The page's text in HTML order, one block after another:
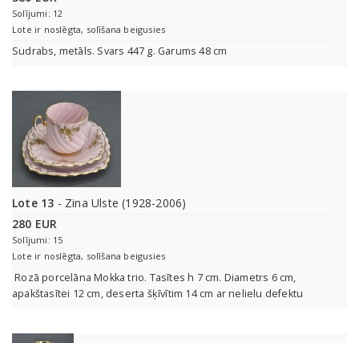
Solījumi: 12
Lote ir noslēgta, solīšana beigusies
Sudrabs, metāls. Svars 447 g. Garums 48 cm
Lote 13 - Zina Ulste (1928-2006)
280 EUR
Solījumi: 15
Lote ir noslēgta, solīšana beigusies
Rozā porcelāna Mokka trio. Tasītes h 7 cm. Diametrs 6 cm,
apakštasītei 12 cm, deserta šķīvītim 14 cm ar nelielu defektu